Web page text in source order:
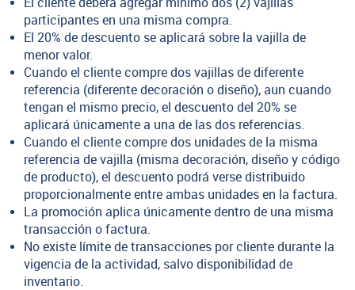
participantes en una misma compra.
El 20% de descuento se aplicará sobre la vajilla de
menor valor.
Cuando el cliente compre dos vajillas de diferente
referencia (diferente decoración o diseño), aun cuando
tengan el mismo precio, el descuento del 20% se
aplicará únicamente a una de las dos referencias.
Cuando el cliente compre dos unidades de la misma
referencia de vajilla (misma decoración, diseño y código
de producto), el descuento podrá verse distribuido
proporcionalmente entre ambas unidades en la factura.
La promoción aplica únicamente dentro de una misma
transacción o factura.
No existe límite de transacciones por cliente durante la
vigencia de la actividad, salvo disponibilidad de
inventario.